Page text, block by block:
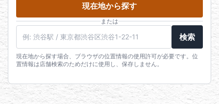
現在地から探す
または
検索
現在地から探す場合、ブラウザの位置情報の使用許可が必要です。位
置情報は店舗検索のためだけに使用し、保存しません。